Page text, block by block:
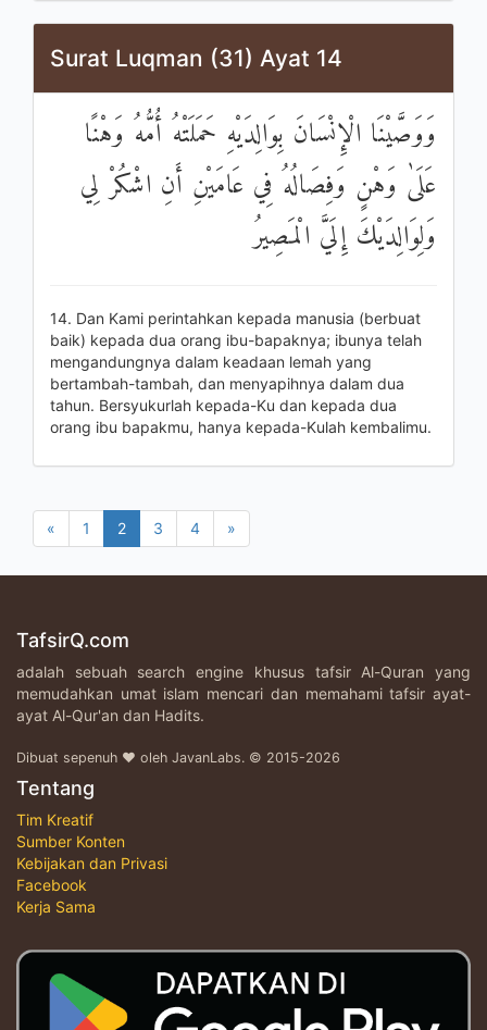
Surat Luqman (31) Ayat 14
وَوَصَّيْنَا الْإِنْسَانَ بِوَالِدَيْهِ حَمَلَتْهُ أُمُّهُ وَهْنًا
عَلَىٰ وَهْنٍ وَفِصَالُهُ فِي عَامَيْنِ أَنِ اشْكُرْ لِي
وَلِوَالِدَيْكَ إِلَيَّ الْمَصِيرُ
14. Dan Kami perintahkan kepada manusia (berbuat
baik) kepada dua orang ibu-bapaknya; ibunya telah
mengandungnya dalam keadaan lemah yang
bertambah-tambah, dan menyapihnya dalam dua
tahun. Bersyukurlah kepada-Ku dan kepada dua
orang ibu bapakmu, hanya kepada-Kulah kembalimu.
« 1 2 3 4 »
TafsirQ.com
adalah sebuah search engine khusus tafsir Al-Quran yang
memudahkan umat islam mencari dan memahami tafsir ayat-
ayat Al-Qur'an dan Hadits.
Dibuat sepenuh ♥ oleh JavanLabs. © 2015-2026
Tentang
Tim Kreatif
Sumber Konten
Kebijakan dan Privasi
Facebook
Kerja Sama